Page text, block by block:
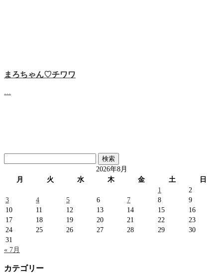
まろちゃん♡チワワ
索:
2026年8月
月
火 水 木 金 土
日
1
2
3
4 5 6 7 8
9
10
11 12 13 14 15
16
17
18 19 20 21 22
23
24
25 26 27 28 29
30
31
« 7月
カテゴリー